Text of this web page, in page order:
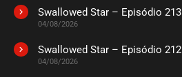
Swallowed Star – Episódio 213
04/08/2026
Swallowed Star – Episódio 212
04/08/2026